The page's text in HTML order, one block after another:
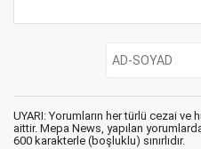
UYARI: Yorumların her türlü cezai
aittir. Mepa News, yapılan
600 karakterle (boşluklu) sınırlıdır.